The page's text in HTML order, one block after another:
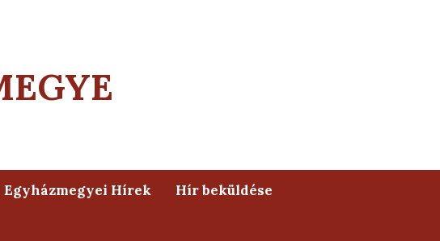
Egyházmegyei Hírek Hír beküldése